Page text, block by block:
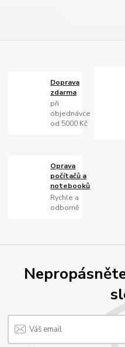
Doprava
zdarma
při
objednávce
od 5000 Kč
Oprava
počítačů a
notebooků
Rychle a
odborně